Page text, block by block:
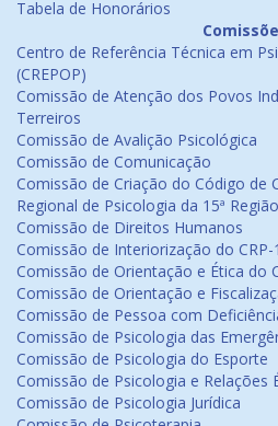
Tabela de Honorários
Centro de Referência Técnica em
(CREPOP)
Comissão de Atenção dos Povos
Terreiros
Comissão de Avalição Psicológica
Comissão de Comunicação
Comissão de Criação do Código de
Regional de Psicologia da 15ª Região
Comissão de Direitos Humanos
Comissão de Interiorização do CRP-
Comissão de Orientação e Ética do
Comissão de Orientação e
Comissão de Pessoa com
Comissão de Psicologia das
Comissão de Psicologia do Esporte
Comissão de Psicologia e Relações
Comissão de Psicologia Jurídica